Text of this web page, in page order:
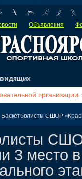
Объявления
организации
СШОР
3 место